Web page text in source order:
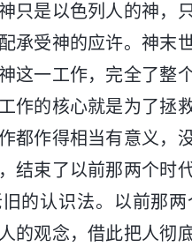
只是以色列人的神，
承受神的应许。神末
这一工作，完全了整
作的核心就是为了拯
都作得相当有意义，
结束了以前那两个时
的认识法。以前那
的观念，借此把人彻